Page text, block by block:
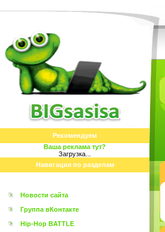
Рекомендуем
Ваша реклама тут?
Загрузка...
Навигация по разделам
Новости сайта
Группа вКонтакте
Hip-Hop BATTLE